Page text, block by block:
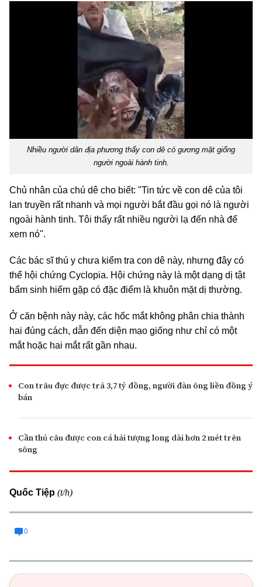
Nhiều người dân địa phương thấy con dê có gương mặt giống
người ngoài hành tinh.
Chủ nhân của chú dê cho biết: "Tin tức về con dê của tôi
lan truyền rất nhanh và mọi người bắt đầu gọi nó là người
ngoài hành tinh. Tôi thấy rất nhiều người lạ đến nhà để
xem nó".
Các bác sĩ thú y chưa kiểm tra con dê này, nhưng đây có
thể hội chứng Cyclopia. Hội chứng này là một dạng dị tật
bẩm sinh hiếm gặp có đặc điểm là khuôn mặt dị thường.
Ở căn bệnh này này, các hốc mắt không phân chia thành
hai đúng cách, dẫn đến diện mạo giống như chỉ có một
mắt hoặc hai mắt rất gần nhau.
Con trâu đực được trả 3,7 tỷ đồng, người đàn ông liền đồng ý
bán
Cần thủ câu được con cá hải tượng long dài hơn 2 mét trên
sông
Quốc Tiệp (t/h)
0